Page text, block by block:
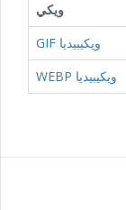
ويكي
GIF ويكيبيديا
WEBP ويكيبيديا